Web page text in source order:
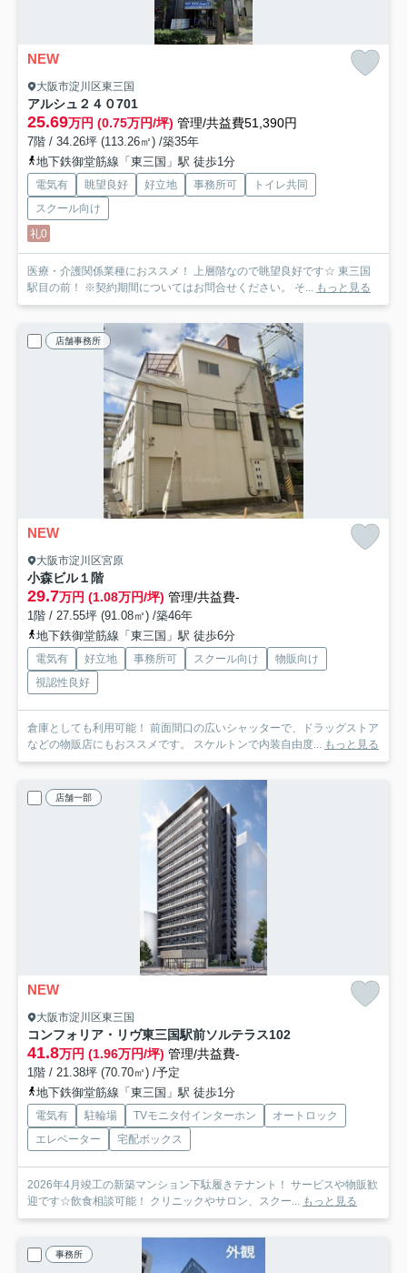
NEW
大阪市淀川区東三国
アルシュ２４０701
25.69万円 (0.75万円/坪) 管理/共益費51,390円
7階 / 34.26坪 (113.26㎡) /築35年
地下鉄御堂筋線「東三国」駅 徒歩1分
電気有 眺望良好 好立地 事務所可
トイレ共同
スクール向け
礼0
医療・介護関係業種におススメ！ 上層階なので眺望良好です☆ 東三国
駅目の前！ ※契約期間についてはお問合せください。 そ... もっと見る
店舗事務所
NEW
大阪市淀川区宮原
小森ビル１階
29.7万円 (1.08万円/坪) 管理/共益費-
1階 / 27.55坪 (91.08㎡) /築46年
地下鉄御堂筋線「東三国」駅 徒歩6分
電気有 好立地 事務所可 スクール向け
物販向け
視認性良好
倉庫としても利用可能！ 前面間口の広いシャッターで、ドラッグストア
などの物販店にもおススメです。 スケルトンで内装自由度... もっと見る
店舗一部
NEW
大阪市淀川区東三国
コンフォリア・リヴ東三国駅前ソルテラス102
41.8万円 (1.96万円/坪) 管理/共益費-
1階 / 21.38坪 (70.70㎡) /予定
地下鉄御堂筋線「東三国」駅 徒歩1分
電気有 駐輪場 TVモニタ付インターホン
オートロック
エレベーター
宅配ボックス
2026年4月竣工の新築マンション下駄履きテナント！ サービスや物販歓
迎です☆飲食相談可能！ クリニックやサロン、スクー... もっと見る
事務所